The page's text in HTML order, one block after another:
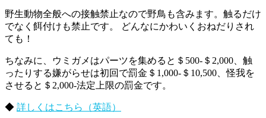
野生動物全般への接触禁止なので野鳥も含みます。触るだけ
でなく餌付けも禁止です。 どんなにかわいくおねだりされ
ても！
ちなみに、ウミガメはパーツを集めると＄500-＄2,000、触
ったりする嫌がらせは初回で罰金＄1,000-＄10,500、怪我を
させると＄2,000-法定上限の罰金です。
◆ 詳しくはこちら（英語）